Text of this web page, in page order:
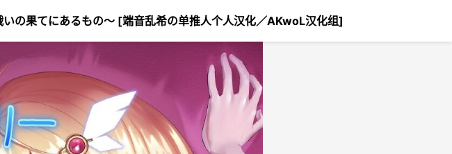
の果てにあるもの～ [端音乱希の单推人个人汉化／AKwoL汉化组]